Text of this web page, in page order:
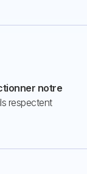
notre
respectent